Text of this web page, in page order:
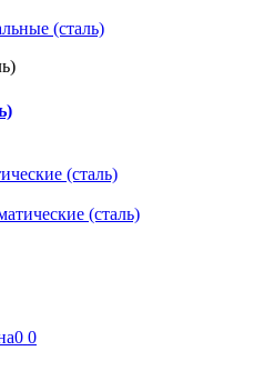
(сталь)
(сталь)
(сталь)
0 0